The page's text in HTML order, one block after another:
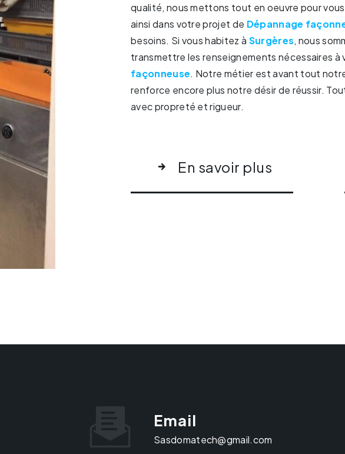
qualité, nous mettons tout en oeuvre pour
ainsi dans votre projet de Dépannage
besoins. Si vous habitez à Surgères, nous
transmettre les renseignements nécessaires
façonneuse. Notre métier est avant tout
renforce encore plus notre désir de réussir.
avec propreté et rigueur.
En savoir plus
Email
sasdomatech@gmail.com